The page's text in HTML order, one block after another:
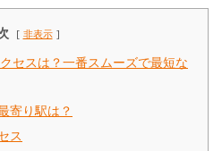
非表示
セスは？一番スムーズで最短な
寄り駅は？
ス